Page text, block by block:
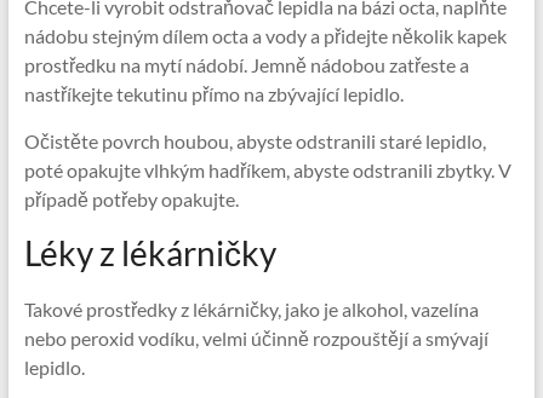
Chcete-li vyrobit odstraňovač lepidla na bázi octa, naplňte
nádobu stejným dílem octa a vody a přidejte několik kapek
prostředku na mytí nádobí. Jemně nádobou zatřeste a
nastříkejte tekutinu přímo na zbývající lepidlo.
Očistěte povrch houbou, abyste odstranili staré lepidlo,
poté opakujte vlhkým hadříkem, abyste odstranili zbytky. V
případě potřeby opakujte.
Léky z lékárničky
Takové prostředky z lékárničky, jako je alkohol, vazelína
nebo peroxid vodíku, velmi účinně rozpouštějí a smývají
lepidlo.